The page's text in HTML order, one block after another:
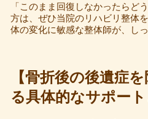
「このまま回復しなかったらど
方は、ぜひ当院のリハビリ整体
体の変化に敏感な整体師が、し
【骨折後の後遺症
る具体的なサポー